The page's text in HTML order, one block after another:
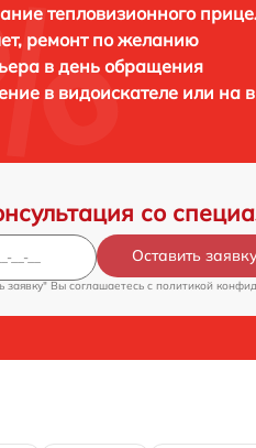
тепловизионного
ремонт по желанию
в день обращения
в видоискателе или на
со
Оставить
Вы соглашаетесь c политикой